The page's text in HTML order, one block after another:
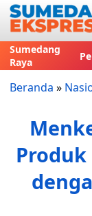
Sumedang
Raya
Beranda »
Produk